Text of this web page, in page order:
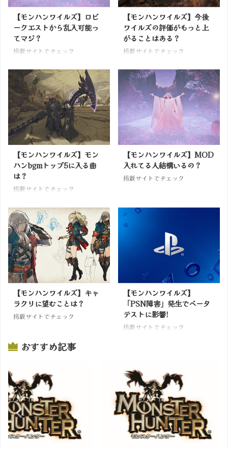
【モンハンワイルズ】ロビ
ークエストから乱入可能っ
てマジ？
掲載サイトでチェック
【モンハンワイルズ】今後
ワイルズの評価がもっと上
がることはある？
掲載サイトでチェック
【モンハンワイルズ】モン
ハンbgmトップ5に入る曲
は？
掲載サイトでチェック
【モンハンワイルズ】MOD
入れてる人結構いるの？
掲載サイトでチェック
【モンハンワイルズ】キャ
ラクリに望むことは？
掲載サイトでチェック
【モンハンワイルズ】
「PSN障害」発生でベータ
テストに影響!
掲載サイトでチェック
おすすめ記事